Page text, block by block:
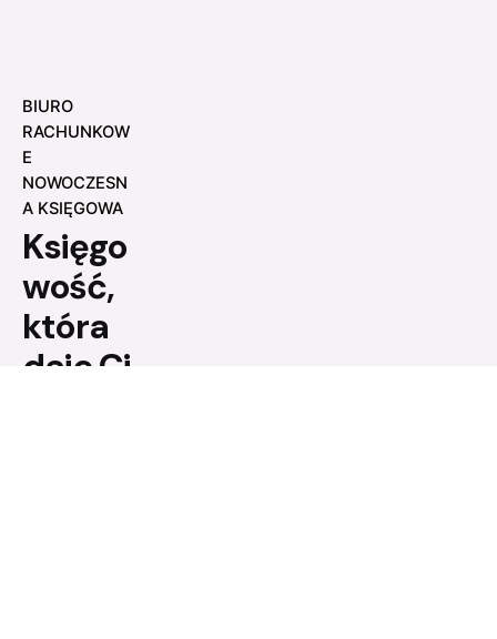
BIURO
RACHUNKOW
E
NOWOCZESN
A KSIĘGOWA
Księgo
wość,
która
daje Ci